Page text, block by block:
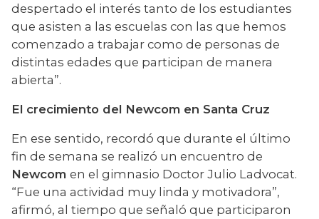
despertado el interés tanto de los estudiantes
que asisten a las escuelas con las que hemos
comenzado a trabajar como de personas de
distintas edades que participan de manera
abierta”.
El crecimiento del Newcom en Santa Cruz
En ese sentido, recordó que durante el último
Newcom en el gimnasio Doctor Julio Ladvocat.
“Fue una actividad muy linda y motivadora”,
afirmó, al tiempo que señaló que participaron